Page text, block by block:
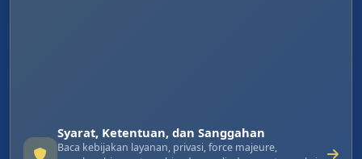
Syarat, Ketentuan, dan Sanggahan
Baca kebijakan layanan, privasi, force majeure,